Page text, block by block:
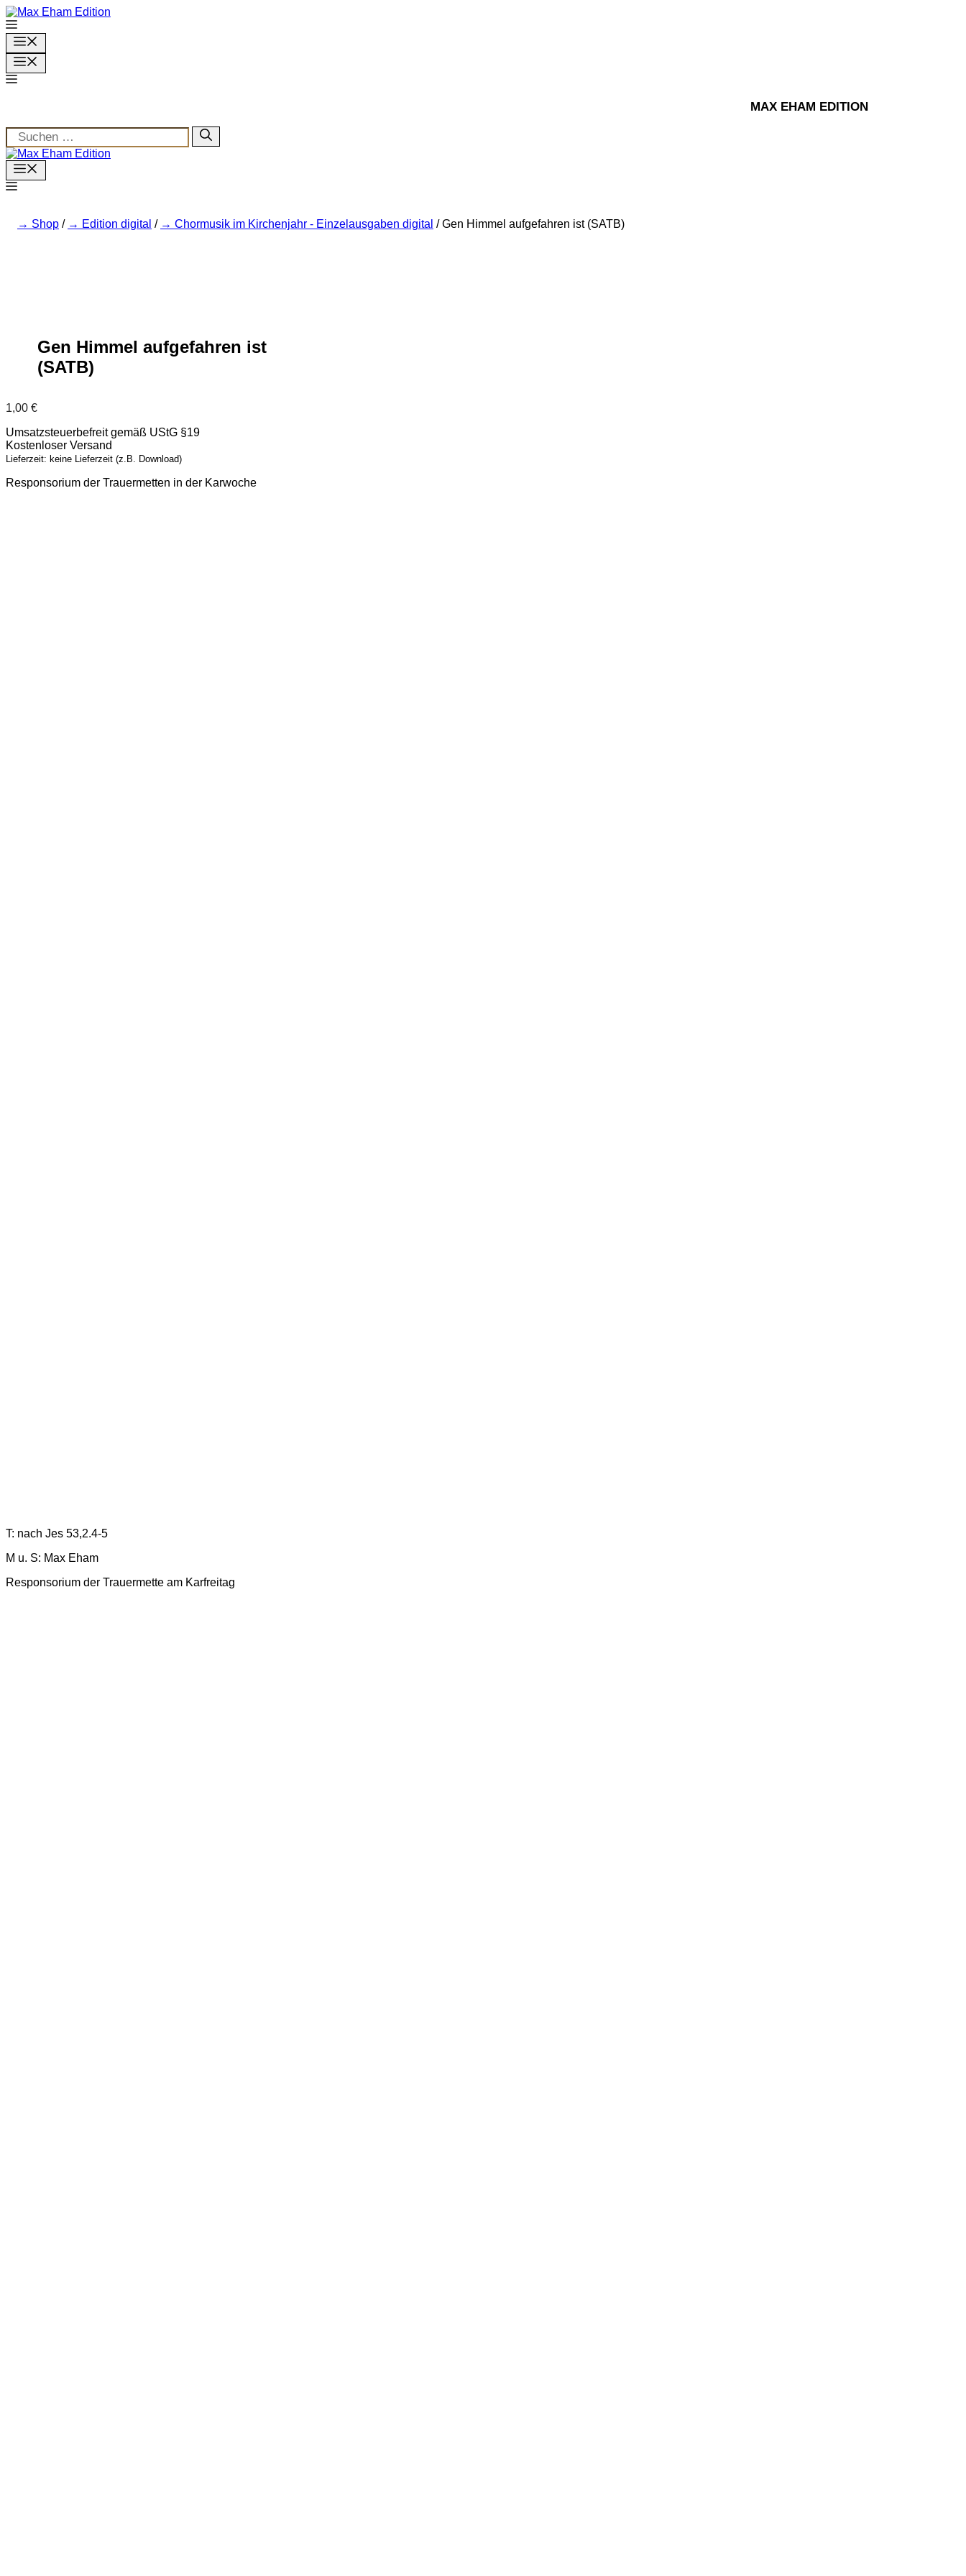
Zum
Inhalt
springen
MAX EHAM EDITION
Suchen
nach:
Shop / Edition digital / Chormusik im Kirchenjahr - Einzelausgaben digital / Gen Himmel aufgefahren ist (SATB)
Gen Himmel aufgefahren ist
(SATB)
1,00 €
Umsatzsteuerbefreit gemäß UStG §19
Kostenloser Versand
Lieferzeit: keine Lieferzeit (z.B. Download)
Responsorium der Trauermetten in der Karwoche
T: nach Jes 53,2.4-5
M u. S: Max Eham
Responsorium der Trauermette am Karfreitag